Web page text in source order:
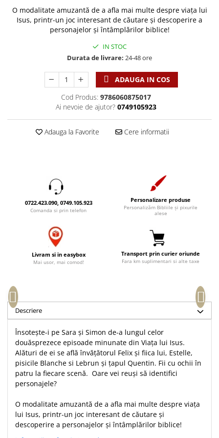
Rugaciune
Cresterea copiilor
Tineri
Viata de familie
Despre biserica
Predici/ Schite de predici
Resurse studiu biblic
Instrumente teologice
Enciclopedii
Literatura
Biografii
Eseuri
Marturii
Romane
Meditatii
Pedagogie
Poezii
Reviste
Jocuri
Limba Română
Pix+Semn de carte
Produse din lemn
Accesorii birou
Tablouri din lemn
Pungi cadou cu versete
Sacoșă
Semne de carte
Set cadou
Statuete
Sticle apa
Suport pentru pahar
Tablouri
Tablouri canvas
Termos
Tablouri
Sibiu
Alte suveniruri
Suport pahar
Magneti
Carti postale
O modalitate amuzantă de a afla mai multe despre viața lui
Isus, printr-un joc interesant de căutare și descoperire a
personajelor și întâmplărilor biblice!
IN STOC
Durata de livrare: 24-48 ore
ADAUGA IN COS
Cod Produs: 9786060875017
Ai nevoie de ajutor? 0749105923
Adauga la Favorite Cere informatii
0722.423.090, 0749.105.923
Comanda si prin telefon
Personalizare produse
Personalizăm Bibliile și pixurile
alese
Livram si in easybox
Mai usor, mai comod!
Transport prin curier oriunde
Fara km suplimentari si alte taxe
Descriere
Însotește-i pe Sara și Simon de-a lungul celor
douăsprezece episoade minunate din Viața lui Isus.
Alături de ei se află învățătorul Felix și fiica lui, Estelle,
pisicile Blanche si Lebrun și țapul Quentin. Fii cu ochii în
patru la fiecare scenă. Oare vei reuși să identifici
personajele?
O modalitate amuzantă de a afla mai multe despre viața
lui Isus, printr-un joc interesant de căutare și
descoperire a personajelor și întâmplărilor biblice!